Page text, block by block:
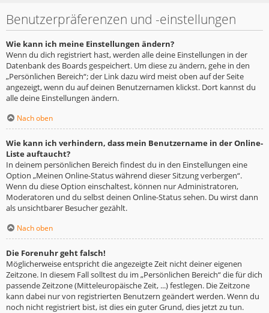
Benutzerpräferenzen und -einstellungen
Wie kann ich meine Einstellungen ändern?
Wenn du dich registriert hast, werden alle deine Einstellungen in der
Datenbank des Boards gespeichert. Um diese zu ändern, gehe in den
„Persönlichen Bereich“; der Link dazu wird meist oben auf der Seite
angezeigt, wenn du auf deinen Benutzernamen klickst. Dort kannst du
alle deine Einstellungen ändern.
Nach oben
Wie kann ich verhindern, dass mein Benutzername in der Online-
Liste auftaucht?
In deinem persönlichen Bereich findest du in den Einstellungen eine
Option „Meinen Online-Status während dieser Sitzung verbergen“.
Wenn du diese Option einschaltest, können nur Administratoren,
Moderatoren und du selbst deinen Online-Status sehen. Du wirst dann
als unsichtbarer Besucher gezählt.
Nach oben
Die Forenuhr geht falsch!
Möglicherweise entspricht die angezeigte Zeit nicht deiner eigenen
Zeitzone. In diesem Fall solltest du im „Persönlichen Bereich“ die für dich
passende Zeitzone (Mitteleuropäische Zeit, ...) festlegen. Die Zeitzone
kann dabei nur von registrierten Benutzern geändert werden. Wenn du
noch nicht registriert bist, ist dies ein guter Grund, dies jetzt zu tun.